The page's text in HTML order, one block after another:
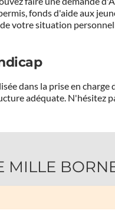
fonds d'aide aux
votre situation
dans la prise en
adéquate. N'hésitez
MILLE